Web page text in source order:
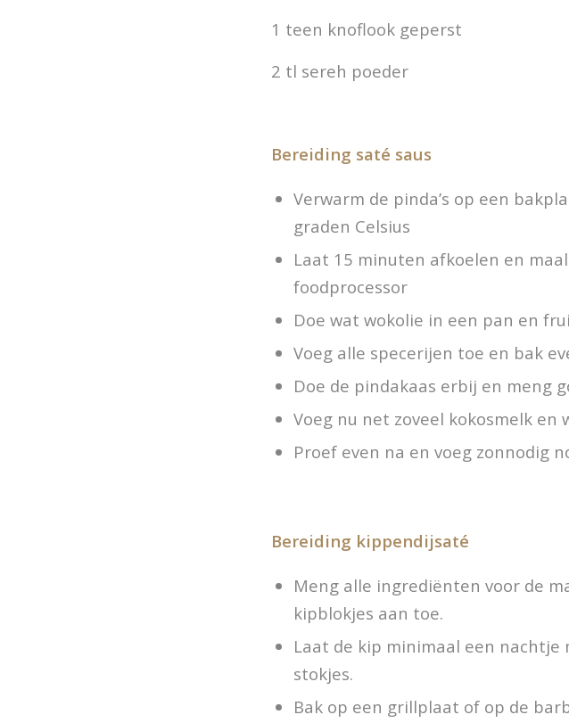
1 teen knoflook geperst
2 tl sereh poeder
Bereiding saté saus
Verwarm de pinda’s op een
graden Celsius
Laat 15 minuten afkoelen en
foodprocessor
Doe wat wokolie in een pan en
Voeg alle specerijen toe en bak
Doe de pindakaas erbij en meng
Voeg nu net zoveel kokosmelk
Proef even na en voeg zonnodig
Bereiding kippendijsaté
Meng alle ingrediënten voor de
kipblokjes aan toe.
Laat de kip minimaal een nachtje
stokjes.
Bak op een grillplaat of op de